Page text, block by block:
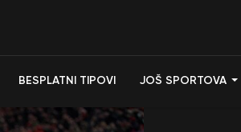
BESPLATNI TIPOVI JOŠ SPORTOVA